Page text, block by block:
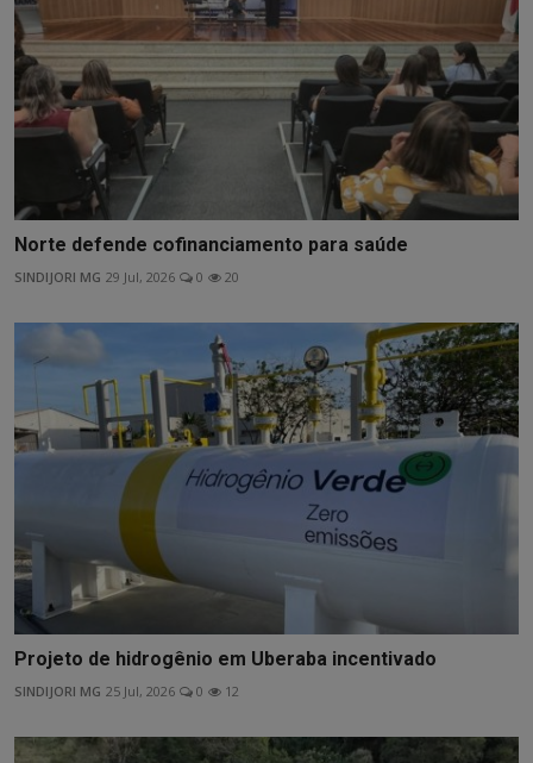
Norte defende cofinanciamento para saúde
SINDIJORI MG 29 Jul, 2026 0 20
Projeto de hidrogênio em Uberaba incentivado
SINDIJORI MG 25 Jul, 2026 0 12